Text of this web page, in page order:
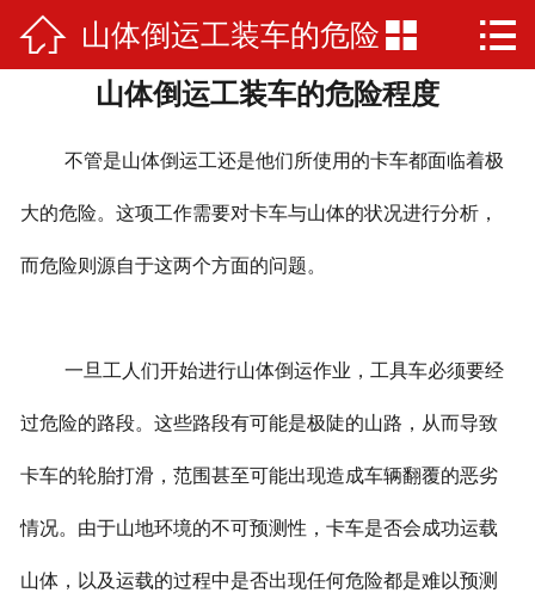
 网站首页
公司简介
产品展示
厂房厂景
 山体倒运工装车的危险
程度
 
山体倒运工装车的危险程度
不管是山体倒运工还是他们所使用的卡车都面临着极
大的危险。这项工作需要对卡车与山体的状况进行分析，
而危险则源自于这两个方面的问题。
一旦工人们开始进行山体倒运作业，工具车必须要经
过危险的路段。这些路段有可能是极陡的山路，从而导致
卡车的轮胎打滑，范围甚至可能出现造成车辆翻覆的恶劣
情况。由于山地环境的不可预测性，卡车是否会成功运载
山体，以及运载的过程中是否出现任何危险都是难以预测